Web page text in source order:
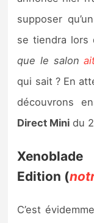
Bons plans
Guides
supposer
se tiendra lors
que le salon
qui sait ? En
découvrons
Direct Mini du
Edition (
C’est